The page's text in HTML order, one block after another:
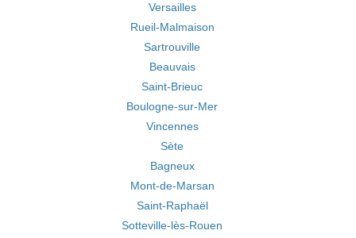
Versailles
Rueil-Malmaison
Sartrouville
Beauvais
Saint-Brieuc
Boulogne-sur-Mer
Vincennes
Sète
Bagneux
Mont-de-Marsan
Saint-Raphaël
Sotteville-lès-Rouen